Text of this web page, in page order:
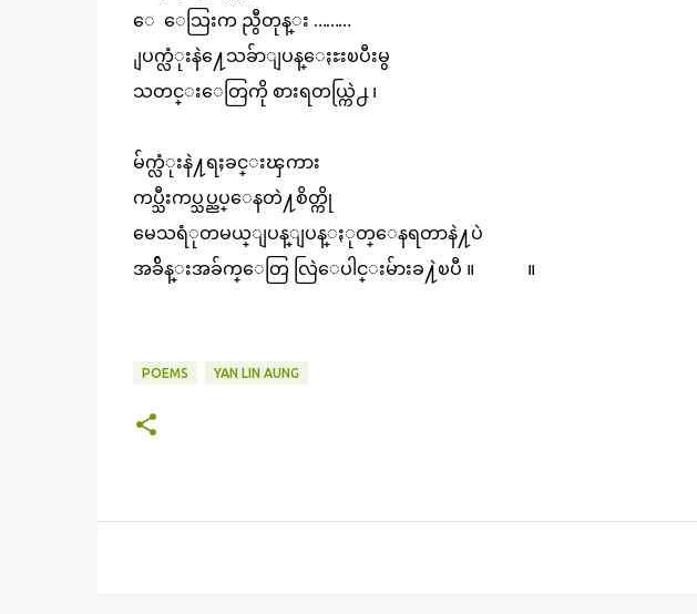
ေ ေသြးက ညွီတုန္း ………
ျပက္လံုးနဲ႔ေသခ်ာျပန္ေႏႊးၿပီးမွ
သတင္းေတြကို စားရတယ္ကြဲ႕ ၊
မ်က္လံုးနဲ႔ရႈခင္းၾကား
ကပ္သီးကပ္သပ္ညပ္ေနတဲ႔စိတ္ကို
မေသရံုတမယ္ျပန္ျပန္ႏုတ္ေနရတာနဲ႔ပဲ
အခ်ိန္းအခ်က္ေတြ လြဲေပါင္းမ်ားခ႔ဲၿပီ ။ ။
POEMS YAN LIN AUNG